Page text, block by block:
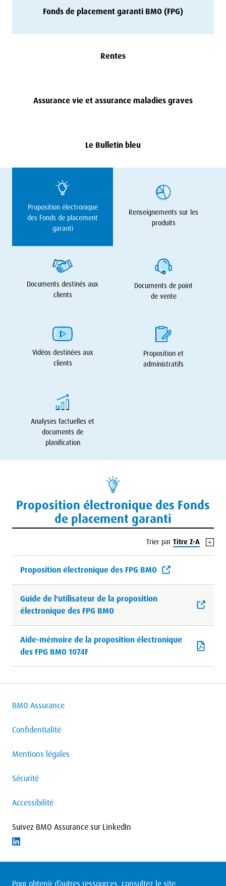
Fonds de placement garanti BMO(FPG)
Rentes
Assurance vie et assurance maladies graves
Le Bulletin bleu
Proposition électronique
des Fonds de placement
garanti
Renseignements sur les
produits
Documents destinés aux
clients
Documents de point
de vente
Vidéos destinées aux
clients
Proposition et
administratifs
Analyses factuelles et
documents de
planification
Proposition électronique des Fonds
de placement garanti
Trier par Titre Z-A
Proposition électronique des FPG BMO
Guide de l'utilisateur de la proposition
électronique des FPG BMO
Aide-mémoire de la proposition électronique
des FPG BMO 1074F
BMO Assurance
Confidentialité
Mentions légales
Sécurité
Accessibilité
Suivez BMO Assurance sur LinkedIn
Suivre LinkedIn
Pour obtenir d’autres ressources, consultez le site